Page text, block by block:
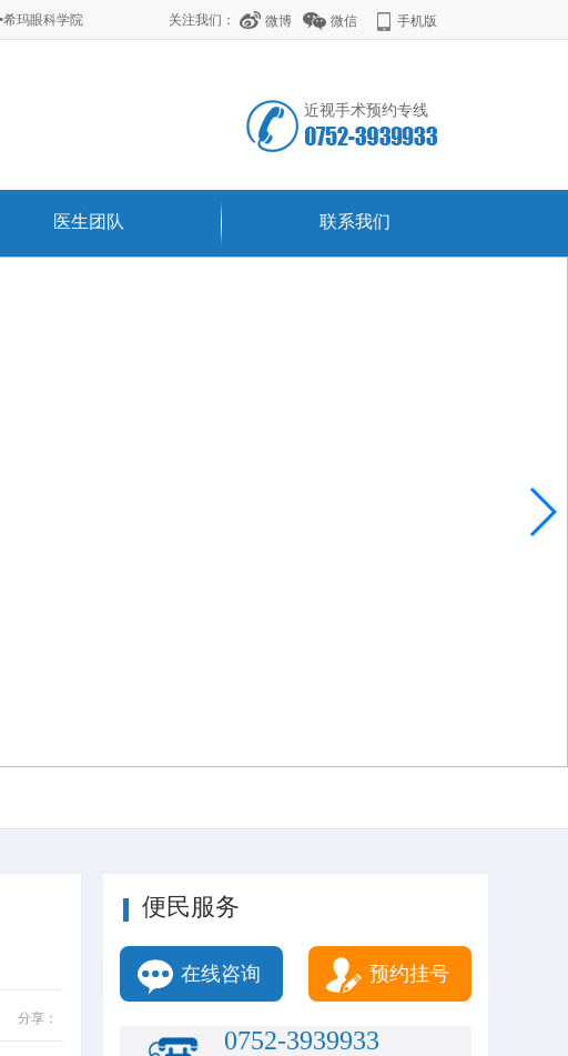
希玛眼科学院 关注我们： 微博 微信 手机版
近视手术预约专线
医生团队 联系我们
分享：
便民服务
在线咨询 预约挂号
0752-3939933